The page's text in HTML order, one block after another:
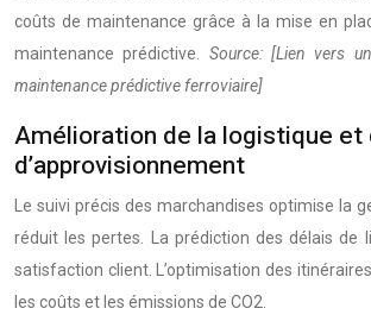
coûts de maintenance grâce à la mise en
maintenance prédictive. Source: [Lien vers
maintenance prédictive ferroviaire]
Amélioration de la logistique et
d’approvisionnement
Le suivi précis des marchandises optimise la
réduit les pertes. La prédiction des délais de
satisfaction client. L’optimisation des
les coûts et les émissions de CO2.